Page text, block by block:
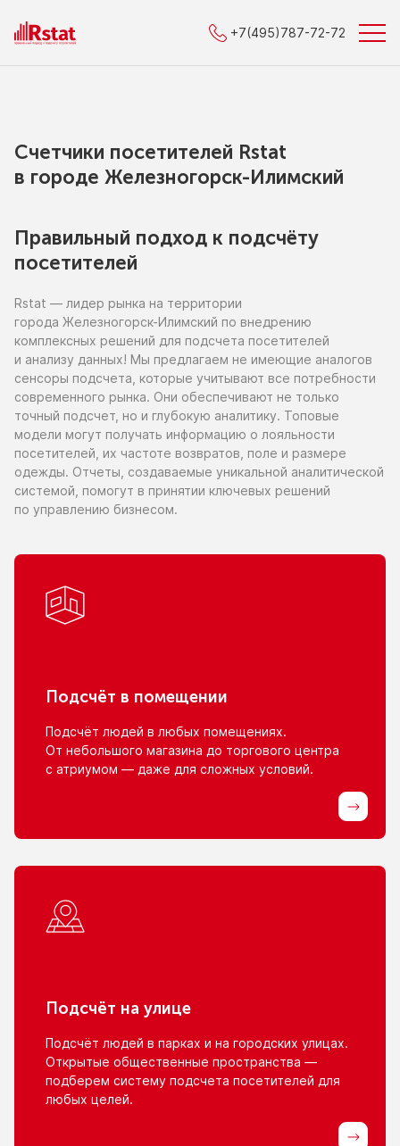
+7(495)787-72-72
Счетчики посетителей Rstat
в городe Железногорск-Илимский
Правильный подход к подсчёту
посетителей
Rstat — лидер рынка на территории
города Железногорск-Илимский по внедрению
комплексных решений для подсчета посетителей
и анализу данных! Мы предлагаем не имеющие аналогов
сенсоры подсчета, которые учитывают все потребности
современного рынка. Они обеспечивают не только
точный подсчет, но и глубокую аналитику. Топовые
модели могут получать информацию о лояльности
посетителей, их частоте возвратов, поле и размере
одежды. Отчеты, создаваемые уникальной аналитической
системой, помогут в принятии ключевых решений
по управлению бизнесом.
Подсчёт в помещении
Подсчёт людей в любых помещениях.
От небольшого магазина до торгового центра
с атриумом — даже для сложных условий.
Подсчёт на улице
Подсчёт людей в парках и на городских улицах.
Открытые общественные пространства —
подберем систему подсчета посетителей для
любых целей.